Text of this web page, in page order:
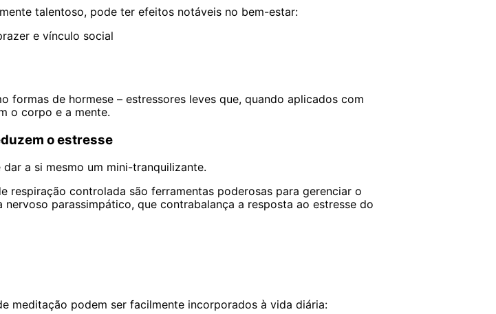
talentoso, pode ter efeitos notáveis no bem-estar:
e vínculo social
de hormese – estressores leves que, quando aplicados com
o corpo e a mente.
o estresse
a si mesmo um mini-tranquilizante.
respiração controlada são ferramentas poderosas para gerenciar o
parassimpático, que contrabalança a resposta ao estresse do
meditação podem ser facilmente incorporados à vida diária: